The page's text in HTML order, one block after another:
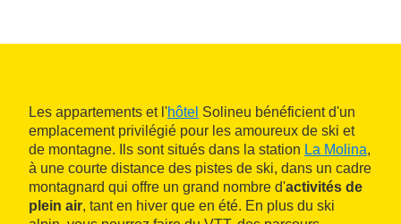
Les appartements et l'hôtel Solineu bénéficient d'un
emplacement privilégié pour les amoureux de ski et
de montagne. Ils sont situés dans la station La Molina,
à une courte distance des pistes de ski, dans un cadre
montagnard qui offre un grand nombre d'activités de
plein air, tant en hiver que en été. En plus du ski